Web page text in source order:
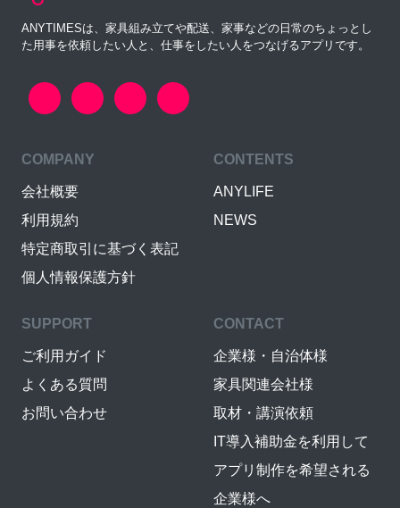
ANYTIMESは、家具組み立てや配送、家事などの日常のちょっとし
た用事を依頼したい人と、仕事をしたい人をつなげるアプリです。
COMPANY
会社概要
利用規約
特定商取引に基づく表記
個人情報保護方針
CONTENTS
ANYLIFE
NEWS
SUPPORT
ご利用ガイド
よくある質問
お問い合わせ
CONTACT
企業様・自治体様
家具関連会社様
取材・講演依頼
IT導入補助金を利用して
アプリ制作を希望される
企業様へ